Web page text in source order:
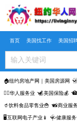
Skip to main content
首页 美国找工作 美国招
🏠纽约房地产网｜美国房源网
🤵‍♀️华人服务业 💰美国保险💰
🥤饮料食品零售业🍟 📸商业服
🖥️互联网电子产业📱 🩺健康服